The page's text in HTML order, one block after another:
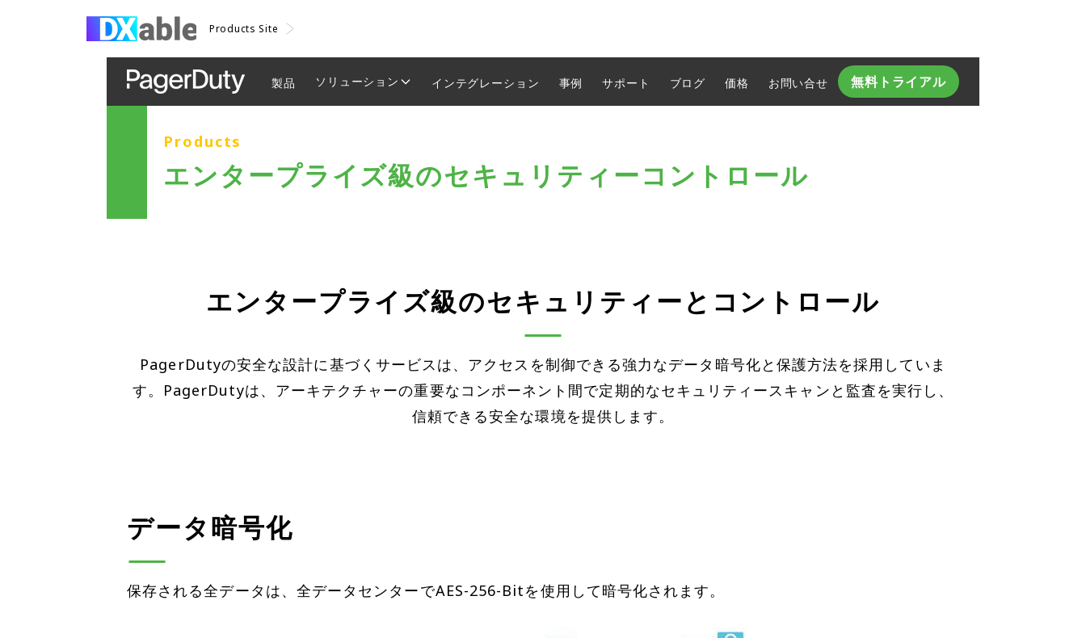
Products Site
製品 ソリューション インテグレーション 事例 サポート ブログ 価格 お問い合せ​ 無料トライアル
Products
エンタープライズ級のセキュリティーコントロール
エンタープライズ級のセキュリティーとコントロール
PagerDutyの安全な設計に基づくサービスは、アクセスを制御できる強力なデータ暗号化と保護方法を採用していま
す。PagerDutyは、アーキテクチャーの重要なコンポーネント間で定期的なセキュリティースキャンと監査を実行し、
信頼できる安全な環境を提供します。
データ暗号化
保存される全データは、全データセンターでAES-256-Bitを使用して暗号化されます。